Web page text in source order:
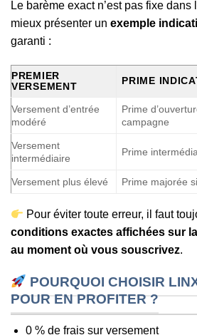
Le barème exact n’est pas fixe
mieux présenter un exemple
garanti :
PREMIER
VERSEMENT
PRIME
Versement d’entrée
modéré
Prime
campagne
Versement
intermédiaire
Prime
Versement plus élevé Prime majorée
Pour éviter toute erreur, il faut
conditions exactes affichées sur
au moment où vous souscrivez.
POURQUOI CHOISIR
POUR EN PROFITER ?
0 % de frais sur versement